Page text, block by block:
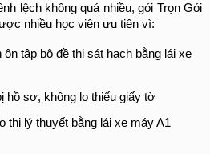
lệch không quá nhiều, gói Trọn Gói
nhiều học viên ưu tiên vì:
tập bộ đề thi sát hạch bằng lái xe
sơ, không lo thiếu giấy tờ
thi lý thuyết bằng lái xe máy A1